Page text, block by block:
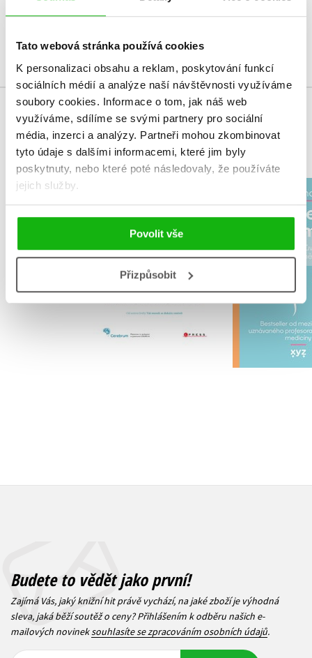
Tato webová stránka používá cookies
K personalizaci obsahu a reklam, poskytování funkcí
sociálních médií a analýze naší návštěvnosti využíváme
soubory cookies. Informace o tom, jak náš web
využíváme, sdílíme se svými partnery pro sociální
média, inzerci a analýzy. Partneři mohou zkombinovat
tyto údaje s dalšími informacemi, které jim byly
poskytnuty, nebo které poté následovaly, že používáte
jejich služby.
Povolit vše
Přizpůsobit
Uživatelskou recenzi mohou vkládat pouze registrovaní uživatelé
Přihlásit
MOHLO BY VÁS TAKÉ ZAJÍMAT
Váš mozek se dokáže
uzdravit
Norman Doidge, M.D.
Super
Peter
Do
295 Kč
Budete to vědět jako první!
Zajímá Vás, jaký knižní hit právě vychází, na jaké zboží je výhodná
sleva, jaká běží soutěž o ceny? Přihlášením k odběru našich e-
mailových novineksouhlasíte se zpracováním osobních údajů.